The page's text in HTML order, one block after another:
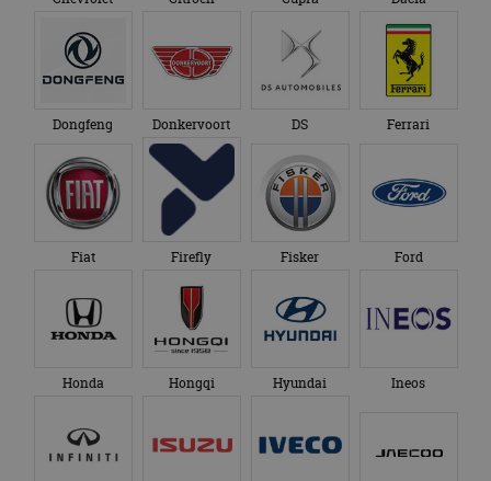
Dongfeng Donkervoort DS Ferrari
Fiat Firefly Fisker Ford
Honda Hongqi Hyundai Ineos